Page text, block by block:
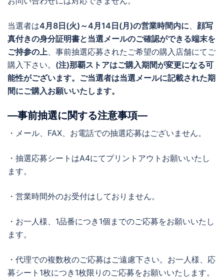
当選者は4月8日(火)～4月14日(月)の営業時間内に
顔写
真付きの身分証明書と当選メールのご確認ができる端末を
ご持参の上 、事前抽選応募されたご希望の購入店舗にてご
購入下さい。 (注)那覇ストアはご購入期間が変更になる可
能性がございます。ご当選者は当選メールに記載された期
間にご購入お願いいたします。
―事前抽選に関する注意事項―
・メール、FAX、お電話での抽選応募はございません。
・抽選応募シートはA4にてプリントアウトお願いいたし
ます。
・営業時間外のお受付はしておりません。
・お一人様、1品番につき1個までのご応募をお願いいたし
ます。
・代理での複数枚のご応募はご遠慮下さい。お一人様、応
募シート1枚につき1枚限りのご応募をお願いいたします。